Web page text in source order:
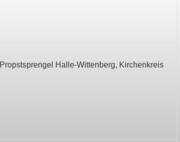
Propstsprengel Halle-Wittenberg, Kirchenkreis